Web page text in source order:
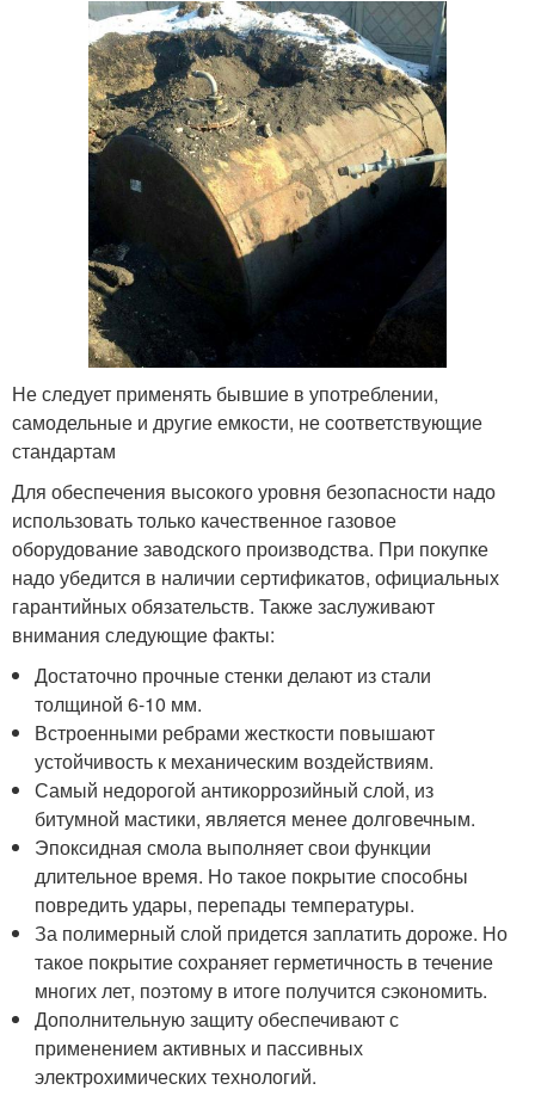
Не следует применять бывшие в употреблении,
самодельные и другие емкости, не соответствующие
стандартам
Для обеспечения высокого уровня безопасности надо
использовать только качественное газовое
оборудование заводского производства. При покупке
надо убедится в наличии сертификатов, официальных
гарантийных обязательств. Также заслуживают
внимания следующие факты:
Достаточно прочные стенки делают из стали
толщиной 6-10 мм.
Встроенными ребрами жесткости повышают
устойчивость к механическим воздействиям.
Самый недорогой антикоррозийный слой, из
битумной мастики, является менее долговечным.
Эпоксидная смола выполняет свои функции
длительное время. Но такое покрытие способны
повредить удары, перепады температуры.
За полимерный слой придется заплатить дороже. Но
такое покрытие сохраняет герметичность в течение
многих лет, поэтому в итоге получится сэкономить.
Дополнительную защиту обеспечивают с
применением активных и пассивных
электрохимических технологий.